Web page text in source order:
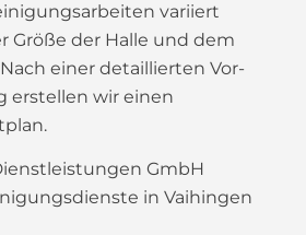
variiert
Größe der Halle und dem
einer detaillierten Vor-
erstellen wir einen
GmbH
in Vaihingen